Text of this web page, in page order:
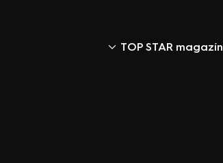
TOP STAR magazín